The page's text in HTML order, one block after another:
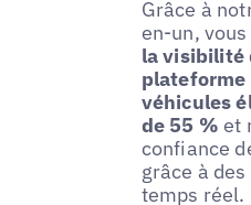
Grâce à
en-un,
la visibilité
plateforme
véhicules
de 55 % et
confiance
grâce à
temps réel.